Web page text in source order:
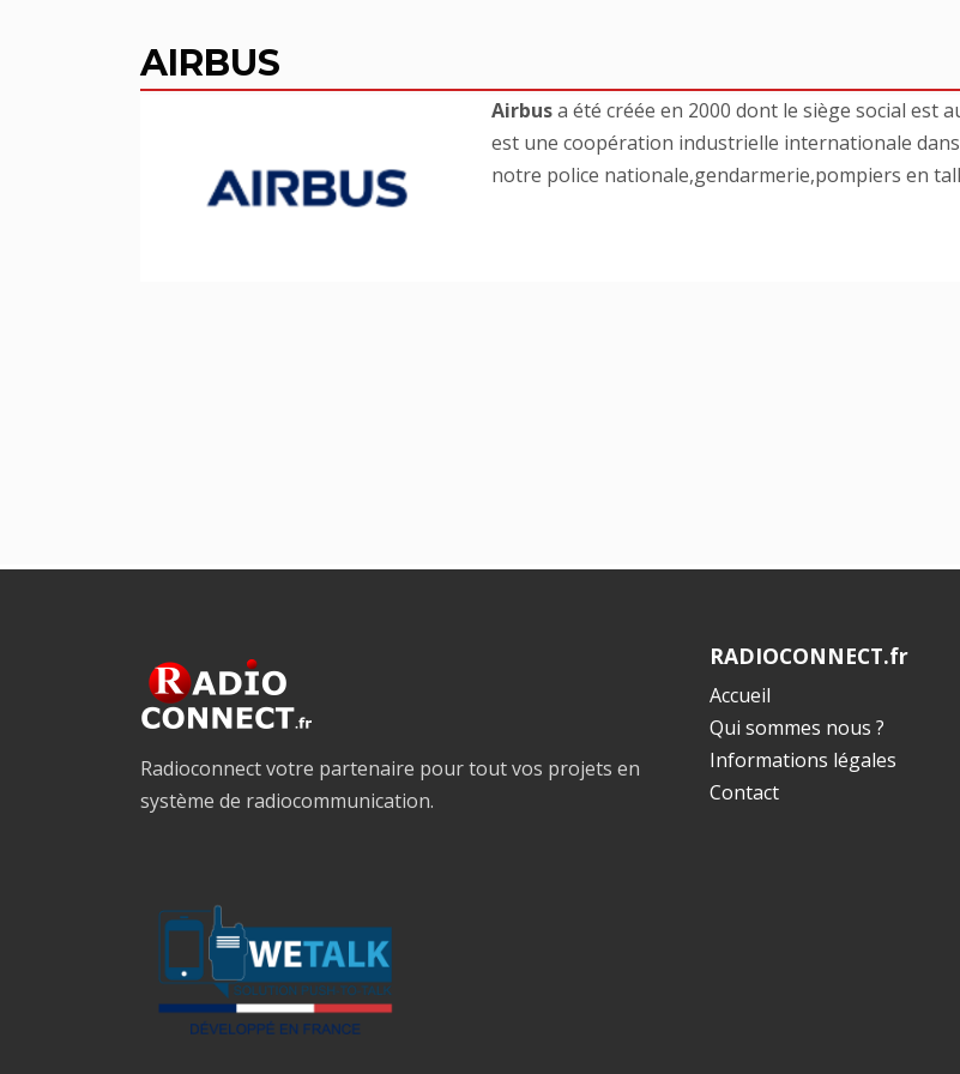
AIRBUS
Airbusa été créée en 2000 dont le siège social est
est une coopération industrielle internationale
notre police nationale,gendarmerie,pompiers en
Radioconnect votre partenaire pour tout vos projets en
système de radiocommunication.
RADIOCONNECT.fr
Accueil
Qui sommes nous ?
Informations légales
Contact